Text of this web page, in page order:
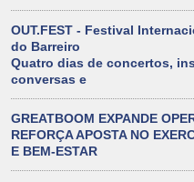
OUT.FEST - Festival
do Barreiro
Quatro dias de concertos,
conversas e
GREATBOOM EXPANDE
REFORÇA APOSTA NO
E BEM-ESTAR